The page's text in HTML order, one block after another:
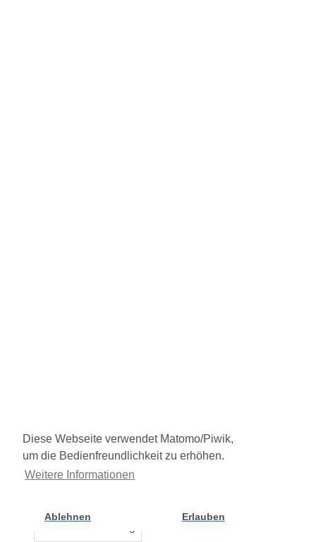
Diese Webseite verwendet Matomo/Piwik,
um die Bedienfreundlichkeit zu erhöhen.
Weitere Informationen
Ablehnen Erlauben